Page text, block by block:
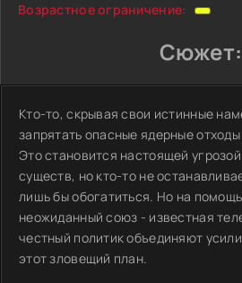
Возрастное ограничение:
Сюжет:
Кто-то, скрывая свои истинные
запрятать опасные ядерные
Это становится настоящей
существ, но кто-то не
лишь бы обогатиться. Но на
неожиданный союз - известная
честный политик объединяют
этот зловещий план.